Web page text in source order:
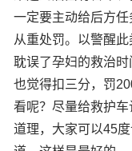
一定要主动给后方
从重处罚。以警醒
耽误了孕妇的救治
也觉得扣三分，罚
看呢？尽量给救护
道理，大家可以45